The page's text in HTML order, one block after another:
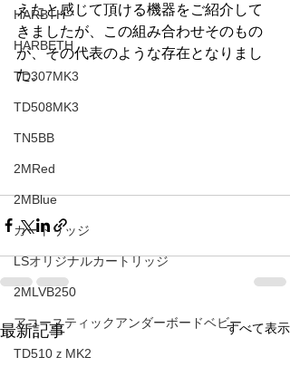
HARBTH
HARBETH
TD307MK3
TD508MK3
TN5BB
2MRed
2MBlue
カートリッジ
LSオリジナルカートリッジ
2MLVB250
アコースティックアンダーボードベビー
TD510ｚMK2
えたと感じて頂ける機器をご紹介して
きましたが、この組み合わせそのもの
が、その代表のような存在となりまし
た。
最新記事 すべて表示